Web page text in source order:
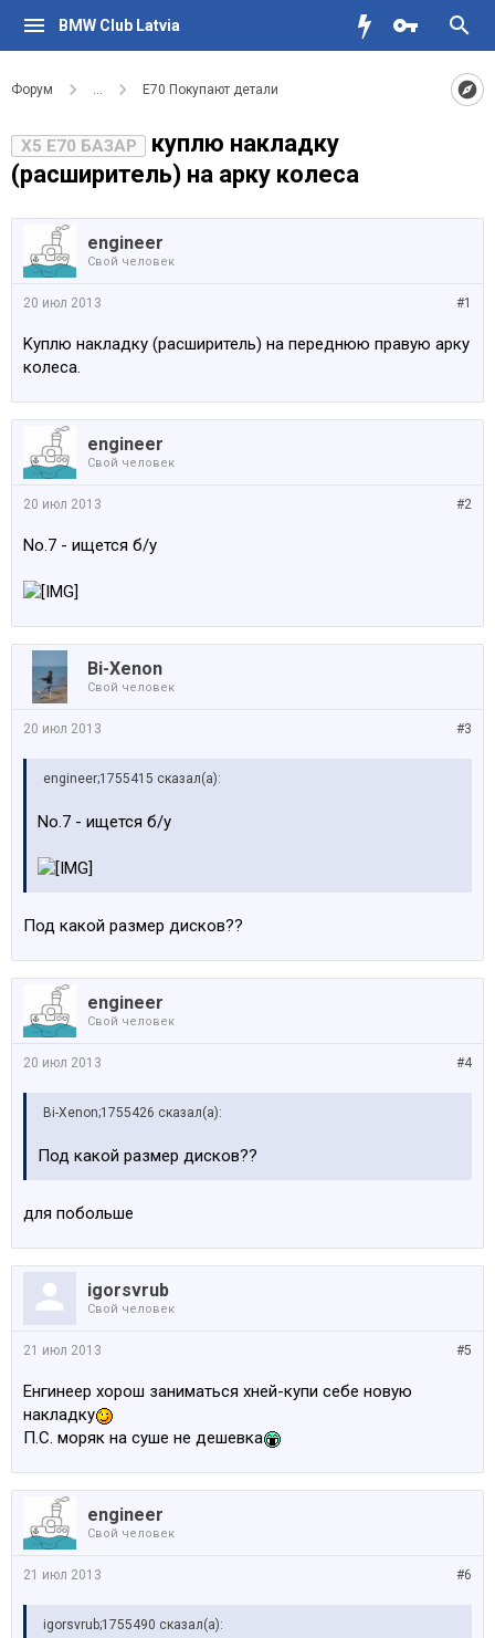
BMW Club Latvia
Форум ... Е70 Покупают детали
X5 E70 БАЗАР
куплю накладку
(расширитель) на арку колеса
engineer
Свой человек
#1
20 июл 2013
Kуплю накладку (расширитель) на переднюю правую арку
колеса.
engineer
Свой человек
#2
20 июл 2013
No.7 - ищется б/у
Bi-Xenon
Свой человек
#3
20 июл 2013
engineer;1755415 сказал(а):
No.7 - ищется б/у
Под какой размер дисков??
engineer
Свой человек
#4
20 июл 2013
Bi-Xenon;1755426 сказал(а):
Под какой размер дисков??
для побольше
igorsvrub
Свой человек
#5
21 июл 2013
Енгинеер хорош заниматься хней-купи себе новую
накладку
П.С. моряк на суше не дешевка
engineer
Свой человек
#6
21 июл 2013
igorsvrub;1755490 сказал(а):